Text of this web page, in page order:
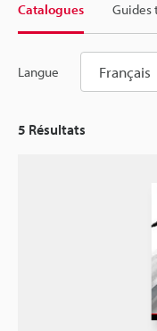
Catalogues Guides
Langue Français
5 Résultats